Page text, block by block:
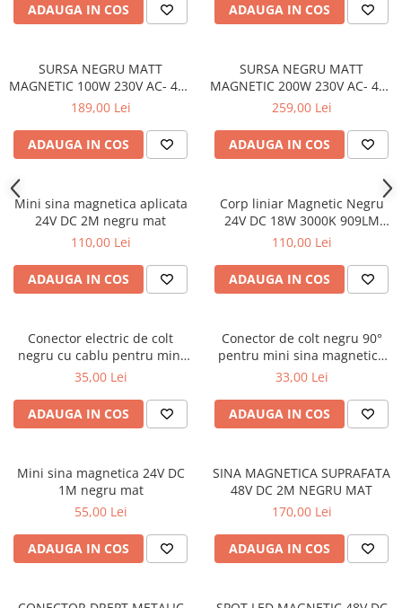
ADAUGA IN COS ADAUGA IN COS
SURSA NEGRU MATT
MAGNETIC 100W 230V AC- 48V
DC IP20 2.1A 250 * 23.5 *
189,00 Lei
ADAUGA IN COS
SURSA NEGRU MATT
MAGNETIC 200W 230V AC- 48V
DC IP20 4A 305*2.53*45MM
259,00 Lei
ADAUGA IN COS
Mini sina magnetica aplicata
24V DC 2M negru mat
110,00 Lei
ADAUGA IN COS
Corp liniar Magnetic Negru
24V DC 18W 3000K 909LM
120° RA90 L600MM
110,00 Lei
ADAUGA IN COS
Conector electric de colt
negru cu cablu pentru mini
sina magnetica 24V DC
35,00 Lei
ADAUGA IN COS
Conector de colt negru 90°
pentru mini sina magnetica
aplicata
33,00 Lei
ADAUGA IN COS
Mini sina magnetica 24V DC
1M negru mat
55,00 Lei
ADAUGA IN COS
SINA MAGNETICA SUPRAFATA
48V DC 2M NEGRU MAT
170,00 Lei
ADAUGA IN COS